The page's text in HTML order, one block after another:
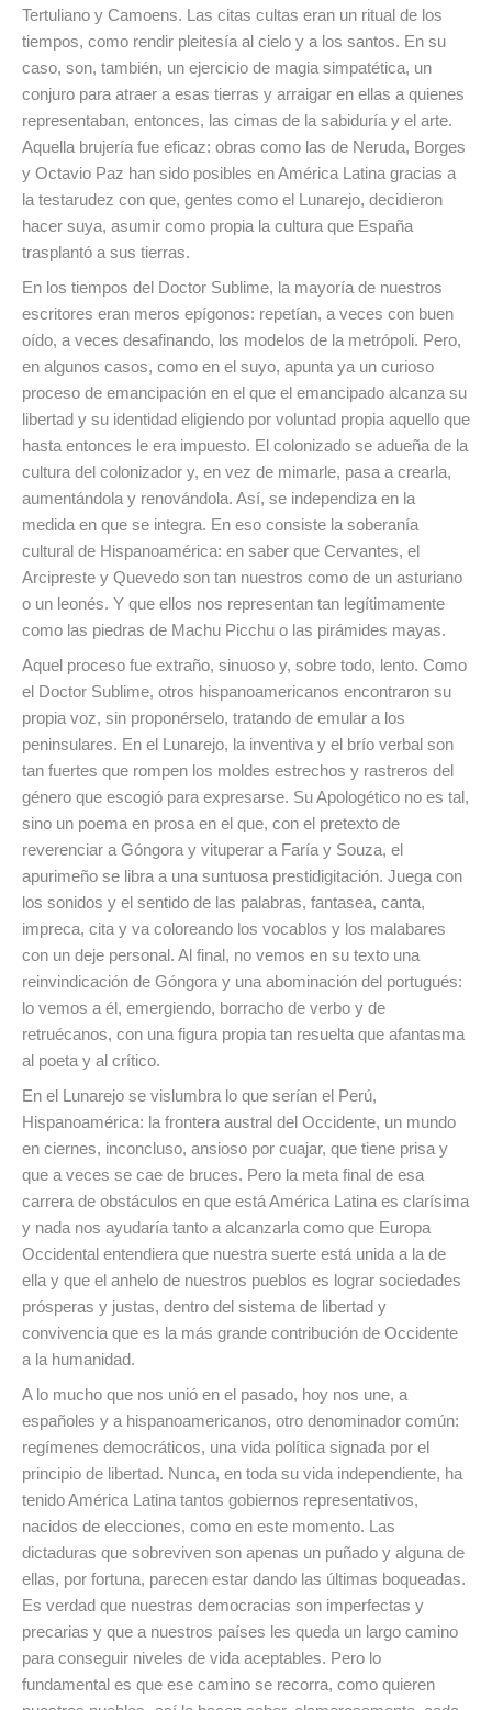
Tertuliano y Camoens. Las citas cultas eran un ritual de los
tiempos, como rendir pleitesía al cielo y a los santos. En su
caso, son, también, un ejercicio de magia simpatética, un
conjuro para atraer a esas tierras y arraigar en ellas a quienes
representaban, entonces, las cimas de la sabiduría y el arte.
Aquella brujería fue eficaz: obras como las de Neruda, Borges
y Octavio Paz han sido posibles en América Latina gracias a
la testarudez con que, gentes como el Lunarejo, decidieron
hacer suya, asumir como propia la cultura que España
trasplantó a sus tierras.
En los tiempos del Doctor Sublime, la mayoría de nuestros
escritores eran meros epígonos: repetían, a veces con buen
oído, a veces desafinando, los modelos de la metrópoli. Pero,
en algunos casos, como en el suyo, apunta ya un curioso
proceso de emancipación en el que el emancipado alcanza su
libertad y su identidad eligiendo por voluntad propia aquello que
hasta entonces le era impuesto. El colonizado se adueña de la
cultura del colonizador y, en vez de mimarle, pasa a crearla,
aumentándola y renovándola. Así, se independiza en la
medida en que se integra. En eso consiste la soberanía
cultural de Hispanoamérica: en saber que Cervantes, el
Arcipreste y Quevedo son tan nuestros como de un asturiano
o un leonés. Y que ellos nos representan tan legítimamente
como las piedras de Machu Picchu o las pirámides mayas.
Aquel proceso fue extraño, sinuoso y, sobre todo, lento. Como
el Doctor Sublime, otros hispanoamericanos encontraron su
propia voz, sin proponérselo, tratando de emular a los
peninsulares. En el Lunarejo, la inventiva y el brío verbal son
tan fuertes que rompen los moldes estrechos y rastreros del
género que escogió para expresarse. Su Apologético no es tal,
sino un poema en prosa en el que, con el pretexto de
reverenciar a Góngora y vituperar a Faría y Souza, el
apurimeño se libra a una suntuosa prestidigitación. Juega con
los sonidos y el sentido de las palabras, fantasea, canta,
impreca, cita y va coloreando los vocablos y los malabares
con un deje personal. Al final, no vemos en su texto una
reinvindicación de Góngora y una abominación del portugués:
lo vemos a él, emergiendo, borracho de verbo y de
retruécanos, con una figura propia tan resuelta que afantasma
al poeta y al crítico.
En el Lunarejo se vislumbra lo que serían el Perú,
Hispanoamérica: la frontera austral del Occidente, un mundo
en ciernes, inconcluso, ansioso por cuajar, que tiene prisa y
que a veces se cae de bruces. Pero la meta final de esa
carrera de obstáculos en que está América Latina es clarísima
y nada nos ayudaría tanto a alcanzarla como que Europa
Occidental entendiera que nuestra suerte está unida a la de
ella y que el anhelo de nuestros pueblos es lograr sociedades
prósperas y justas, dentro del sistema de libertad y
convivencia que es la más grande contribución de Occidente
a la humanidad.
A lo mucho que nos unió en el pasado, hoy nos une, a
españoles y a hispanoamericanos, otro denominador común:
regímenes democráticos, una vida política signada por el
principio de libertad. Nunca, en toda su vida independiente, ha
tenido América Latina tantos gobiernos representativos,
nacidos de elecciones, como en este momento. Las
dictaduras que sobreviven son apenas un puñado y alguna de
ellas, por fortuna, parecen estar dando las últimas boqueadas.
Es verdad que nuestras democracias son imperfectas y
precarias y que a nuestros países les queda un largo camino
para conseguir niveles de vida aceptables. Pero lo
fundamental es que ese camino se recorra, como quieren